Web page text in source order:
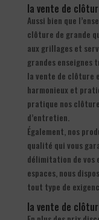
la vente de
Aussi bien que
clôture de grande
aux grillages et
grandes enseignes
la vente de clôture
harmonieux et
pratique nos
d’entretien.
Également, nos
qualité qui vous
délimitation de vos
espaces, nous
tout type de
la vente de